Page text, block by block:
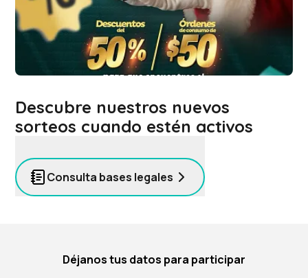
Descubre nuestros nuevos
sorteos cuando estén activos
Consulta bases legales
Déjanos tus datos para participar